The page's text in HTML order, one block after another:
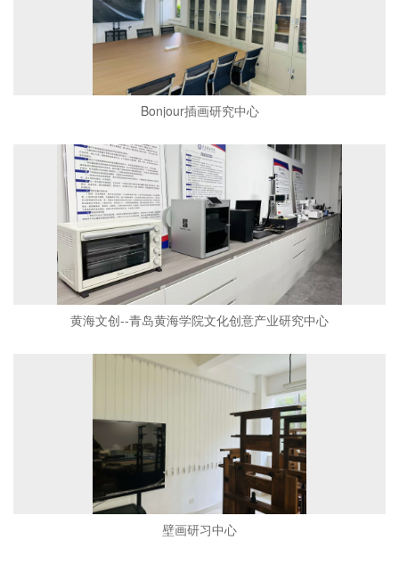
Bonjour插画研究中心
黄海文创--青岛黄海学院文化创意产业研究中心
壁画研习中心